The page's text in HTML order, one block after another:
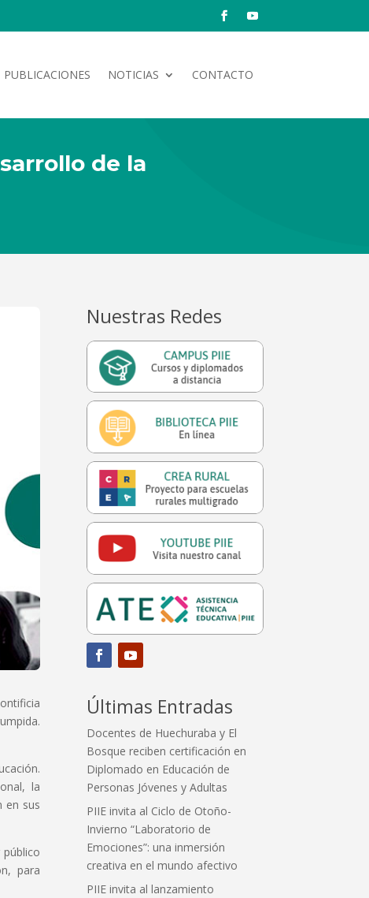
PUBLICACIONES NOTICIAS CONTACTO
de la
la
en sus
para
Nuestras Redes
Últimas Entradas
Docentes de Huechuraba y El
Bosque reciben certificación en
Diplomado en Educación de
Personas Jóvenes y Adultas
PIIE invita al Ciclo de Otoño-
Invierno “Laboratorio de
Emociones”: una inmersión
creativa en el mundo afectivo
PIIE invita al lanzamiento